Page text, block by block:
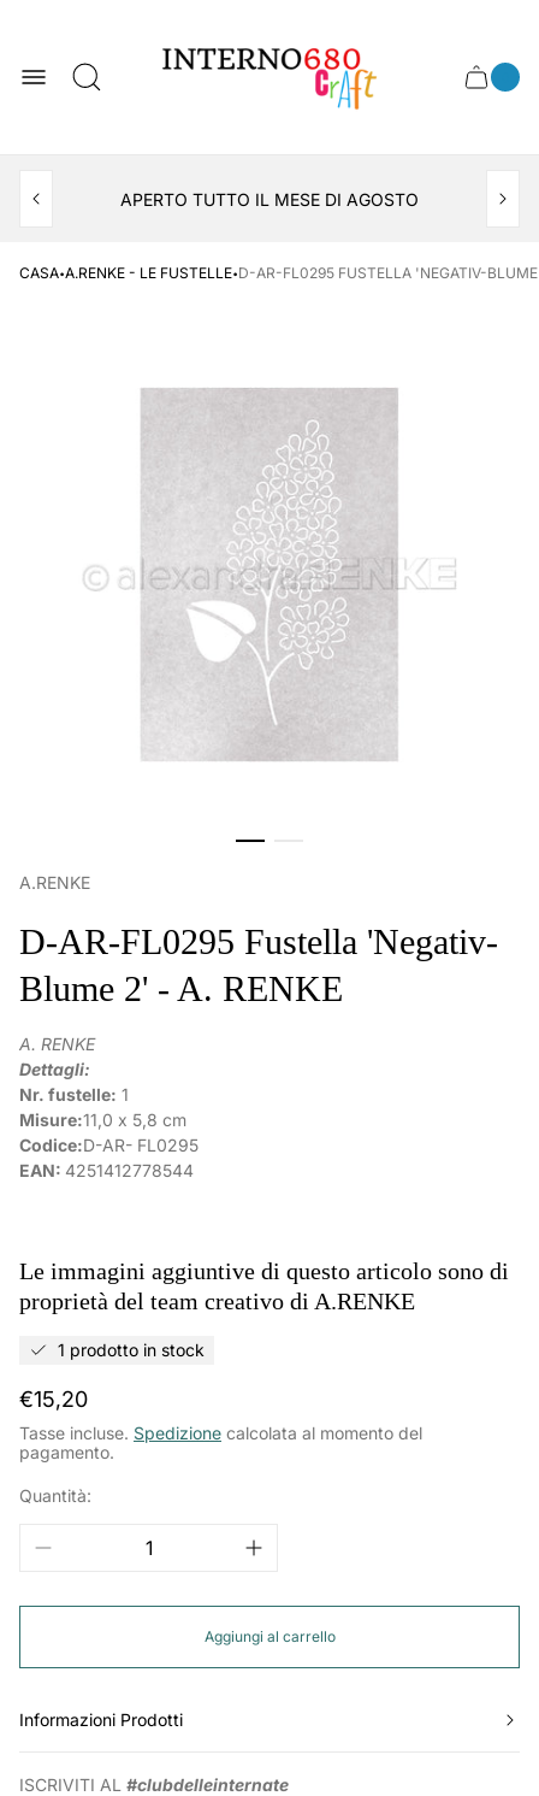
del
negozio
Cassetto
APERTO TUTTO IL MESE DI AGOSTO
CASA·A.RENKE - LE FUSTELLE·D-AR-FL0295 FUSTELLA 'NEGATIV-
A.RENKE
D-AR-FL0295 Fustella 'Negativ-
Blume 2' - A. RENKE
A. RENKE
Dettagli:
Nr. fustelle: 1
Misure:11,0 x 5,8 cm
Codice:D-AR- FL0295
EAN: 4251412778544
Le immagini aggiuntive di questo articolo sono di
proprietà del team creativo di A.RENKE
1 prodotto in stock
Prezzo
normale
€15,20
Tasse incluse. Spedizione calcolata al momento del
pagamento.
Quantità:
Aggiungi al carrello
Informazioni Prodotti
ISCRIVITI AL #clubdelleinternate